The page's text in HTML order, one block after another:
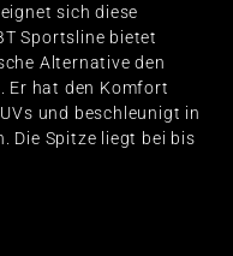
sich diese
Sportsline bietet
Alternative den
Er hat den Komfort
und beschleunigt in
Die Spitze liegt bei bis